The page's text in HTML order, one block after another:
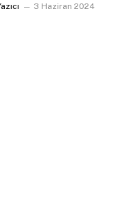
3 Haziran 2024